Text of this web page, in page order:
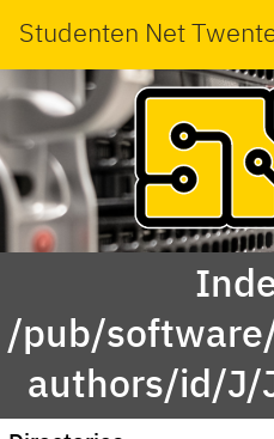
Studenten Net
/pub/
authors/id/J/